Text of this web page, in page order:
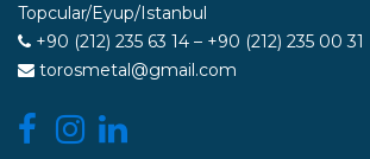
Topcular/Eyup/Istanbul
+90 (212) 235 63 14 – +90 (212) 235 00 31
torosmetal@gmail.com